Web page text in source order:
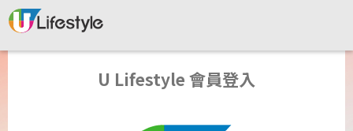
U Lifestyle 會員登入